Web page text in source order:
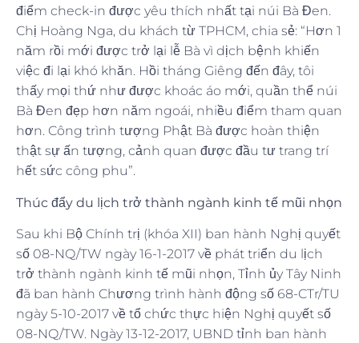
điểm check-in được yêu thích nhất tại núi Bà Đen.
Chị Hoàng Nga, du khách từ TPHCM, chia sẻ: “Hơn 1
năm rồi mới được trở lại lễ Bà vì dịch bệnh khiến
việc đi lại khó khăn. Hồi tháng Giêng đến đây, tôi
thấy mọi thứ như được khoác áo mới, quần thể núi
Bà Đen đẹp hơn năm ngoái, nhiều điểm tham quan
hơn. Công trình tượng Phật Bà được hoàn thiện
thật sự ấn tượng, cảnh quan được đầu tư trang trí
hết sức công phu”.
Thúc đẩy du lịch trở thành ngành kinh tế mũi nhọn
Sau khi Bộ Chính trị (khóa XII) ban hành Nghị quyết
số 08-NQ/TW ngày 16-1-2017 về phát triển du lịch
trở thành ngành kinh tế mũi nhọn, Tỉnh ủy Tây Ninh
đã ban hành Chương trình hành động số 68-CTr/TU
ngày 5-10-2017 về tổ chức thực hiện Nghị quyết số
08-NQ/TW. Ngày 13-12-2017, UBND tỉnh ban hành